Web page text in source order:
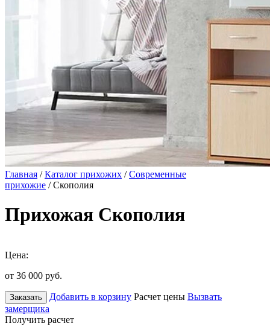
Главная /Каталог прихожих /Современные
прихожие / Скополия
Прихожая Скополия
Цена:
от 36 000 руб.
Заказать Добавить в корзину Расчет цены Вызвать
замерщика
Получить расчет